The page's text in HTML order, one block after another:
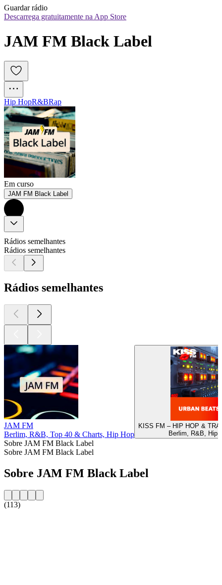
Guardar rádio
Descarrega gratuitamente na App Store
JAM FM Black Label
Hip HopR&BRap
Em curso
JAM FM Black Label
Rádios semelhantes
Rádios semelhantes
Rádios semelhantes
JAM FM
Berlim, R&B, Top 40 & Charts, Hip Hop
KISS FM – HIP HOP &
Berlim, R&B, Hip
Sobre JAM FM Black Label
Sobre JAM FM Black Label
Sobre JAM FM Black Label
(113)